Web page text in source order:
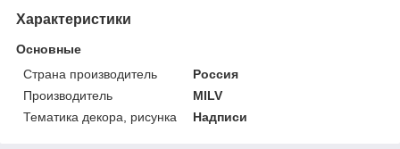
Характеристики
Основные
Страна производитель
Россия
Производитель
MILV
Тематика декора, рисунка
Надписи